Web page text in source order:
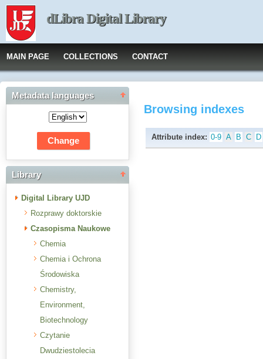
dLibra Digital Library
MAIN PAGE COLLECTIONS CONTACT
Metadata languages
Library
Digital Library UJD
Rozprawy doktorskie
Czasopisma Naukowe
Chemia
Chemia i Ochrona
Środowiska
Chemistry,
Environment,
Biotechnology
Czytanie
Dwudziestolecia
Browsing indexes
Attribute index: 0-9 A B C D